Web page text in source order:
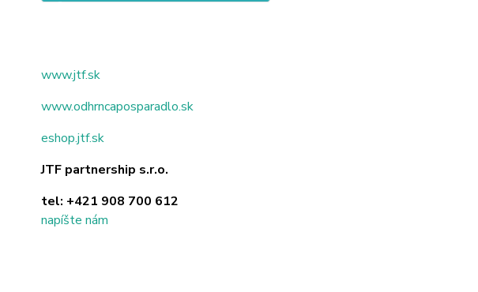
www.jtf.sk
www.odhrncaposparadlo.sk
eshop.jtf.sk
JTF partnership s.r.o.
tel: +421 908 700 612
napíšte nám